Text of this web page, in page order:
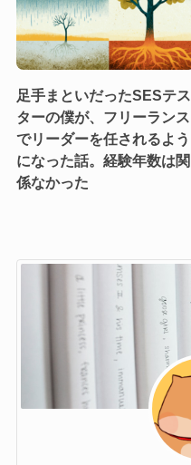
足手まといだったSESテス
ターの僕が、フリーランス
でリーダーを任されるよう
になった話。経験年数は関
係なかった